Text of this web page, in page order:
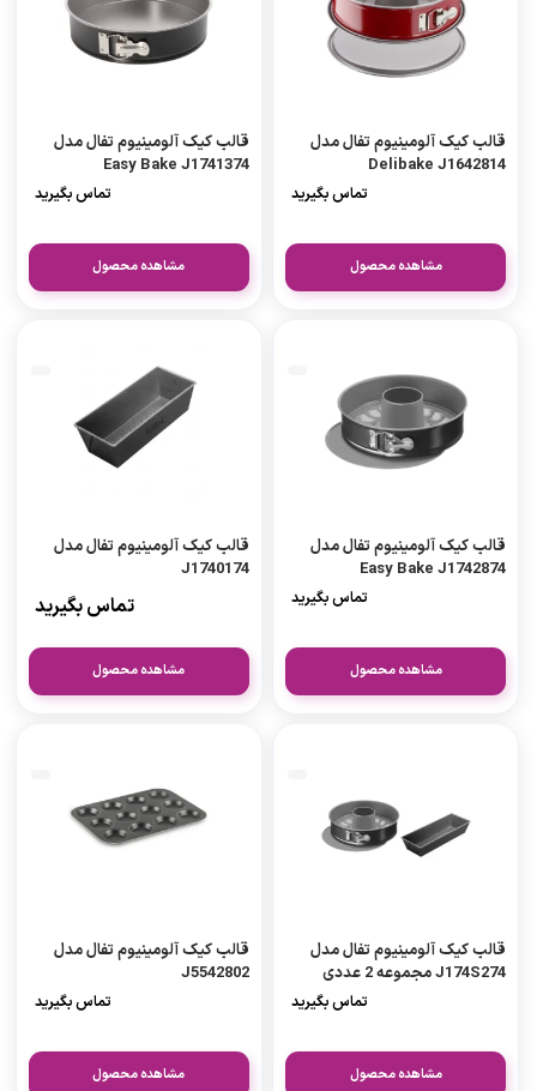
قالب کیک آلومینیوم تفال مدل
Delibake J1642814
تماس بگیرید
مشاهده محصول
قالب کیک آلومینیوم تفال مدل
Easy Bake J1741374
تماس بگیرید
مشاهده محصول
قالب کیک آلومینیوم تفال مدل
Easy Bake J1742874
تماس بگیرید
مشاهده محصول
قالب کیک آلومینیوم تفال مدل
J1740174
تماس بگیرید
مشاهده محصول
قالب کیک آلومینیوم تفال مدل
J174S274 مجموعه 2 عددی
تماس بگیرید
مشاهده محصول
قالب کیک آلومینیوم تفال مدل
J5542802
تماس بگیرید
مشاهده محصول